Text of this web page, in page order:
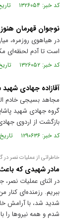
کد خبر: ۱۳۲۶۰۵۴ تاریخ انتشار : ۱۴۰۴/۰۸/۰۸
نوجوان قهرمان
در هیاهوی روزمره،
ا‌ست تا آدم لحظه‌ای
کد خبر: ۱۳۲۶۰۵۲ تاریخ انتشار : ۱۴۰۴/۰۸/۰۸
آقازاده جهادی
مجاهد بسیجی خادم
گروه جهادی شهید
بازگشت از اردوی
کد خبر: ۱۲۹۰۶۳۶ تاریخ انتشار : ۱۴۰۴/۰۱/۲۱
خاطراتی از عملیات نصر
مادر شهیدی که
در اثنای عملیات نصر،
ببریم. رزمنده‌ای
شدید شد، با آرامش
شدم و همه نیرو‌ها را